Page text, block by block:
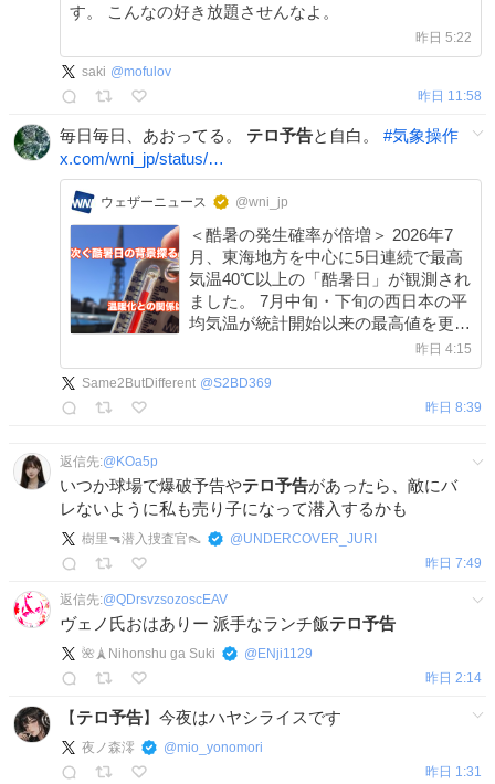
す。 こんなの好き放題させんなよ。
昨日 5:22
saki @mofulov
昨日 11:58
毎日毎日、あおってる。 テロ予告と自白。 #気象操作
x.com/wni_jp/status/…
ウェザーニュース @wni_jp
＜酷暑の発生確率が倍増＞ 2026年7
月、東海地方を中心に5日連続で最高
気温40℃以上の「酷暑日」が観測され
ました。 7月中旬・下旬の西日本の平
均気温が統計開始以来の最高値を更新
するなど、歴史的暑さの背景を探りま
す。
weathernews.jp/news/202608/05…
昨日 4:15
Same2ButDifferent @S2BD369
昨日 8:39
返信先:@ KOa5p
いつか球場で爆破予告やテロ予告があったら、敵にバ
レないように私も売り子になって潜入するかも
樹里🔫潜入捜査官👠 @UNDERCOVER_JURI
昨日 7:49
返信先:@QDrsvzsozoscEAV
ヴェノ氏おはありー 派手なランチ飯テロ予告
🌺🗼Nihonshu ga Suki @ ENji1129
昨日 2:14
【テロ予告】今夜はハヤシライスです
夜ノ森澪 @mio_yonomori
昨日 1:31